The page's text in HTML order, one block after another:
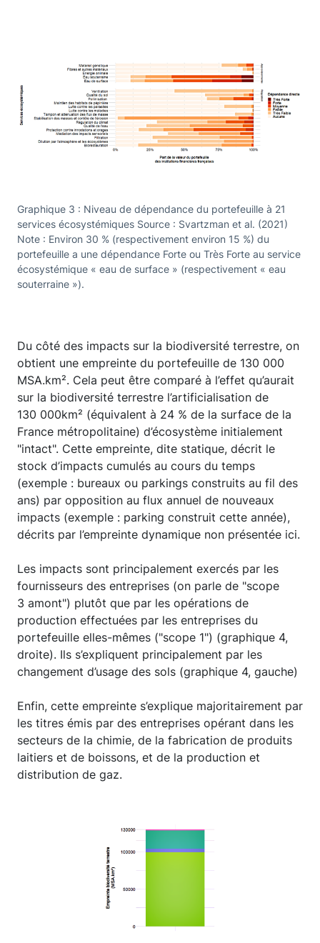
Graphique 3 : Niveau de dépendance du portefeuille à 21
services écosystémiques Source : Svartzman et al. (2021)
Note : Environ 30 % (respectivement environ 15 %) du
portefeuille a une dépendance Forte ou Très Forte au service
écosystémique « eau de surface » (respectivement « eau
souterraine »).
Du côté des impacts sur la biodiversité terrestre, on
obtient une empreinte du portefeuille de 130 000
MSA.km². Cela peut être comparé à l’effet qu’aurait
sur la biodiversité terrestre l’artificialisation de
130 000km² (équivalent à 24 % de la surface de la
France métropolitaine) d’écosystème initialement
"intact". Cette empreinte, dite statique, décrit le
stock d’impacts cumulés au cours du temps
(exemple : bureaux ou parkings construits au fil des
ans) par opposition au flux annuel de nouveaux
impacts (exemple : parking construit cette année),
décrits par l’empreinte dynamique non présentée ici.
Les impacts sont principalement exercés par les
fournisseurs des entreprises (on parle de "scope
3 amont") plutôt que par les opérations de
production effectuées par les entreprises du
portefeuille elles-mêmes ("scope 1") (graphique 4,
droite). Ils s’expliquent principalement par les
changement d’usage des sols (graphique 4, gauche)
Enfin, cette empreinte s’explique majoritairement par
les titres émis par des entreprises opérant dans les
secteurs de la chimie, de la fabrication de produits
laitiers et de boissons, et de la production et
distribution de gaz.